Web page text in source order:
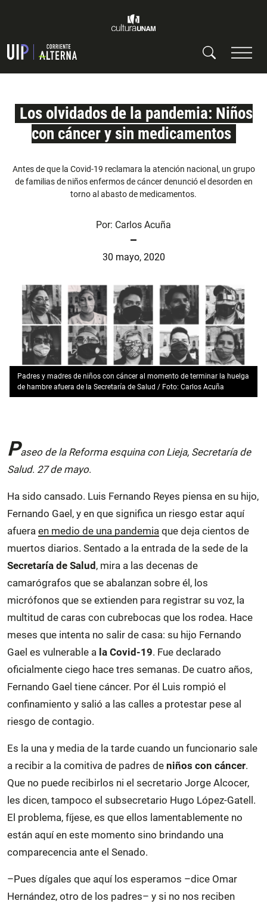
Los olvidados de la pandemia: Niños
con cáncer y sin medicamentos
Antes de que la Covid-19 reclamara la atención nacional, un grupo
de familias de niños enfermos de cáncer denunció el desorden en
torno al abasto de medicamentos.
Por: Carlos Acuña
30 mayo, 2020
Padres y madres de niños con cáncer al momento de terminar la huelga
de hambre afuera de la Secretaría de Salud / Foto: Carlos Acuña
Paseo de la Reforma esquina con Lieja, Secretaría de
Salud. 27 de mayo.
Ha sido cansado. Luis Fernando Reyes piensa en su hijo,
Fernando Gael, y en que significa un riesgo estar aquí
afuera en medio de una pandemia que deja cientos de
muertos diarios. Sentado a la entrada de la sede de la
Secretaría de Salud , mira a las decenas de
camarógrafos que se abalanzan sobre él, los
micrófonos que se extienden para registrar su voz, la
multitud de caras con cubrebocas que los rodea. Hace
meses que intenta no salir de casa: su hijo Fernando
Gael es vulnerable a la Covid-19. Fue declarado
oficialmente ciego hace tres semanas. De cuatro años,
Fernando Gael tiene cáncer. Por él Luis rompió el
confinamiento y salió a las calles a protestar pese al
riesgo de contagio.
Es la una y media de la tarde cuando un funcionario sale
a recibir a la comitiva de padres de niños con cáncer.
Que no puede recibirlos ni el secretario Jorge Alcocer,
les dicen, tampoco el subsecretario Hugo López-Gatell.
El problema, fíjese, es que ellos lamentablemente no
están aquí en este momento sino brindando una
comparecencia ante el Senado.
–Pues dígales que aquí los esperamos –dice Omar
Hernández, otro de los padres– y si no nos reciben